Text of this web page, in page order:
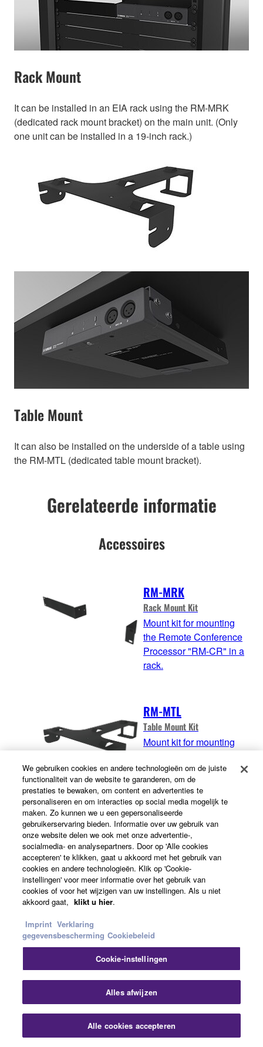
Rack Mount
It can be installed in an EIA rack using the RM-MRK
(dedicated rack mount bracket) on the main unit. (Only
one unit can be installed in a 19-inch rack.)
Table Mount
It can also be installed on the underside of a table using
the RM-MTL (dedicated table mount bracket).
Gerelateerde informatie
Accessoires
RM-MRK
Rack Mount Kit
Mount kit for mounting
the Remote Conference
Processor "RM-CR" in a
rack.
RM-MTL
Table Mount Kit
Mount kit for mounting
Processor "RM-CR" on
the table (back side).
CTL-BN1
Netwerkknop voor ADECIA
Knoppencontroller voor
ADECIA microfoons en
externe apparaten
Gerelateerde Producten
RM-CG
A ceiling array
microphone equipped
Downloads
We gebruiken cookies en andere technologieën om de juiste
functionaliteit van de website te garanderen, om de
prestaties te bewaken, om content en advertenties te
personaliseren en om interacties op social media mogelijk te
maken. Zo kunnen we u een gepersonaliseerde
gebruikerservaring bieden. Informatie over uw gebruik van
onze website delen we ook met onze advertentie-,
socialmedia- en analysepartners. Door op 'Alle cookies
accepteren' te klikken, gaat u akkoord met het gebruik van
cookies en andere technologieën. Klik op 'Cookie-
instellingen' voor meer informatie over het gebruik van
cookies of voor het wijzigen van uw instellingen. Als u niet
akkoord gaat, klikt u hier.
Imprint Verklaring
gegevensbescherming Cookiebeleid
Cookie-instellingen
Alles afwijzen
Alle cookies accepteren